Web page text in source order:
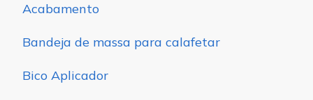
Acabamento
Bandeja de massa para calafetar
Bico Aplicador